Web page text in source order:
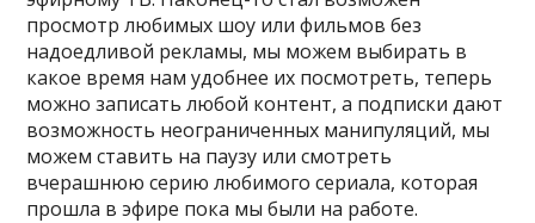
просмотр любимых шоу или фильмов без
надоедливой рекламы, мы можем выбирать в
какое время нам удобнее их посмотреть, теперь
можно записать любой контент, а подписки дают
возможность неограниченных манипуляций, мы
можем ставить на паузу или смотреть
вчерашнюю серию любимого сериала, которая
прошла в эфире пока мы были на работе.